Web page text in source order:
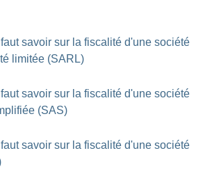
savoir sur la fiscalité d'une société
limitée (SARL)
savoir sur la fiscalité d'une société
(SAS)
savoir sur la fiscalité d'une société